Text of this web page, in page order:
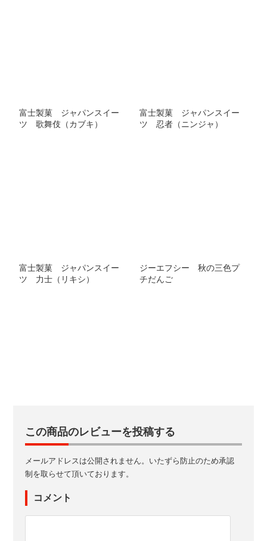
富士製菓 ジャパンスイー
ツ 歌舞伎（カブキ）
富士製菓 ジャパンスイー
ツ 忍者（ニンジャ）
富士製菓 ジャパンスイー
ツ 力士（リキシ）
ジーエフシー 秋の三色プ
チだんご
この商品のレビューを投稿する
メールアドレスは公開されません。いたずら防止のため承認
制を取らせて頂いております。
コメント